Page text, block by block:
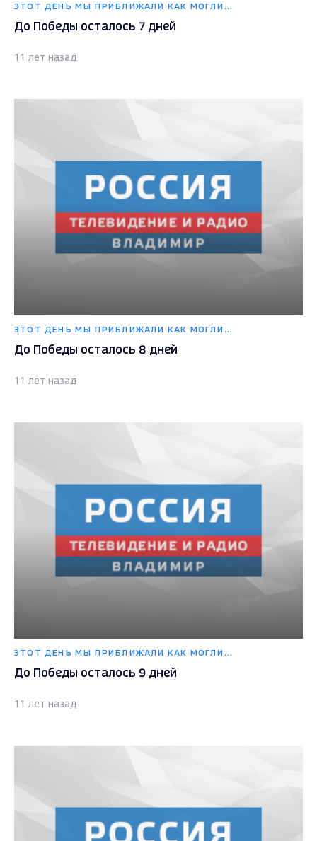
ЭТОТ ДЕНЬ МЫ ПРИБЛИЖАЛИ КАК МОГЛИ...
До Победы осталось 7 дней
11 лет назад
ЭТОТ ДЕНЬ МЫ ПРИБЛИЖАЛИ КАК МОГЛИ...
До Победы осталось 8 дней
11 лет назад
ЭТОТ ДЕНЬ МЫ ПРИБЛИЖАЛИ КАК МОГЛИ...
До Победы осталось 9 дней
11 лет назад